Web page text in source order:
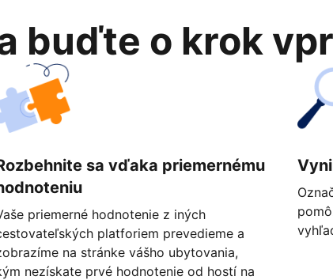
buďte o krok
sa vďaka priemernému
priemerné hodnotenie z iných
platforiem prevedieme a
na stránke vášho ubytovania,
nezískate prvé hodnotenie od hostí na